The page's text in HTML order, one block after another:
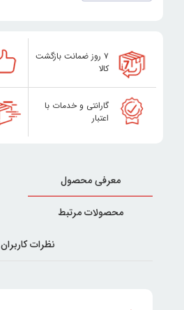
۷ روز ضمانت بازگشت
کالا
گارانتی و خدمات با
اعتبار
معرفی محصول
محصولات مرتبط
نظرات کاربران